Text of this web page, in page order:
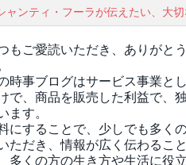
ャンティ・フーラが伝えたい、大切
もご愛読いただき、ありがと
時事ブログはサービス事業と
で、商品を販売した利益で、
ます。
にすることで、少しでも多く
ただき、情報が広く伝わるこ
多くの方の生き方や生活に役